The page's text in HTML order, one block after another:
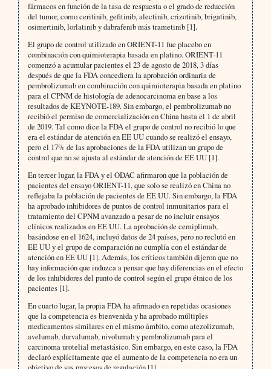
fármacos en función de la tasa de respuesta o el grado de reducción
del tumor, como ceritinib, gefitinib, alectinib, crizotinib, brigatinib,
osimertinib, lorlatinib y dabrafenib más trametinib [1].
El grupo de control utilizado en ORIENT-11 fue placebo en
combinación con quimioterapia basada en platino. ORIENT-11
comenzó a acumular pacientes el 23 de agosto de 2018, 3 días
después de que la FDA concediera la aprobación ordinaria de
pembrolizumab en combinación con quimioterapia basada en platino
para el CPNM de histología de adenocarcinoma en base a los
resultados de KEYNOTE-189. Sin embargo, el pembrolizumab no
recibió el permiso de comercialización en China hasta el 1 de abril
de 2019. Tal como dice la FDA el grupo de control no recibió lo que
era el estándar de atención en EE UU cuando se realizó el ensayo,
pero el 17% de las aprobaciones de la FDA utilizan un grupo de
control que no se ajusta al estándar de atención de EE UU [1].
En tercer lugar, la FDA y el ODAC afirmaron que la población de
pacientes del ensayo ORIENT-11, que solo se realizó en China no
reflejaba la población de pacientes de EE UU. Sin embargo, la FDA
ha aprobado inhibidores de puntos de control inmunitarios para el
tratamiento del CPNM avanzado a pesar de no incluir ensayos
clínicos realizados en EE UU. La aprobación de cemiplimab,
basándose en el 1624, incluyó datos de 24 países, pero no reclutó en
EE UU y el grupo de comparación no cumplía con el estándar de
atención en EE UU [1]. Además, los críticos también dijeron que no
hay información que induzca a pensar que hay diferencias en el efecto
de los inhibidores del punto de control según el grupo étnico de los
pacientes [1].
En cuarto lugar, la propia FDA ha afirmado en repetidas ocasiones
que la competencia es bienvenida y ha aprobado múltiples
medicamentos similares en el mismo ámbito, como atezolizumab,
avelumab, durvalumab, nivolumab y pembrolizumab para el
carcinoma urotelial metastásico. Sin embargo, en este caso, la FDA
declaró explícitamente que el aumento de la competencia no era un